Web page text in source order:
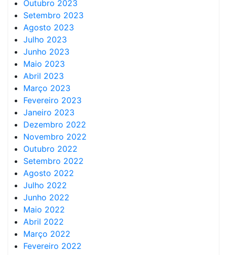
Outubro 2023
Setembro 2023
Agosto 2023
Julho 2023
Junho 2023
Maio 2023
Abril 2023
Março 2023
Fevereiro 2023
Janeiro 2023
Dezembro 2022
Novembro 2022
Outubro 2022
Setembro 2022
Agosto 2022
Julho 2022
Junho 2022
Maio 2022
Abril 2022
Março 2022
Fevereiro 2022